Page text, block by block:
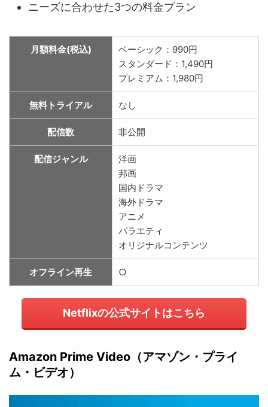
ニーズに合わせた3つの料金プラン
月額料金(税込)
ベーシック：990円
スタンダード：1,490円
プレミアム：1,980円
無料トライアル なし
配信数 非公開
配信ジャンル
洋画
邦画
国内ドラマ
海外ドラマ
アニメ
バラエティ
オリジナルコンテンツ
オフライン再生 ○
Netflixの公式サイトはこちら
Amazon Prime Video（アマゾン・プライ
ム・ビデオ）